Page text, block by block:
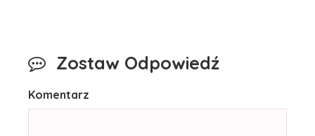
Zostaw Odpowiedź
Komentarz